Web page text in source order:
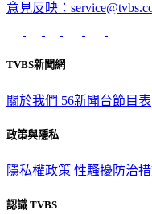
意見反映：
TVBS新聞網
關於我們 56新聞台節目表
政策與隱私
隱私權政策 性騷擾防治
認識 TVBS